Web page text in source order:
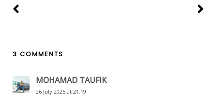
3 COMMENTS
MOHAMAD TAUFIK
26 July 2025 at 21:19